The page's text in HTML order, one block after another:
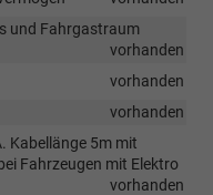
und Fahrgastraum
vorhanden
vorhanden
vorhanden
Kabellänge 5m mit
Fahrzeugen mit Elektro
vorhanden